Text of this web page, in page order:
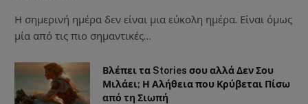
Η σημερινή ημέρα δεν είναι μια εύκολη ημέρα. Είναι όμως
μία από τις πιο σημαντικές…
Βλέπει τα Stories σου αλλά Δεν Σου
Μιλάει; Η Αλήθεια που Κρύβεται Πίσω
από τη Σιωπή